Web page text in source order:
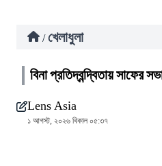
/ খেলাধুলা
বিনা প্রতিদ্বন্দ্বিতায় সাফের
Lens Asia
১ আগস্ট, ২০২৬ বিকাল ০৫:৩৭